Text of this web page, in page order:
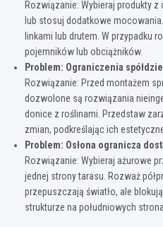
Rozwiązanie: Wybieraj produkty
lub stosuj dodatkowe
linkami lub drutem. W przypadku
pojemników lub obciążników.
Problem: Ograniczenia
Rozwiązanie: Przed montażem
dozwolone są rozwiązania
donice z roślinami. Przedstaw
zmian, podkreślając ich
Problem: Osłona ogranicza
Rozwiązanie: Wybieraj ażurowe
jednej strony tarasu. Rozważ
przepuszczają światło, ale
strukturze na południowych